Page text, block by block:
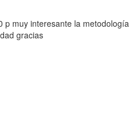
p muy interesante la metodología
gracias